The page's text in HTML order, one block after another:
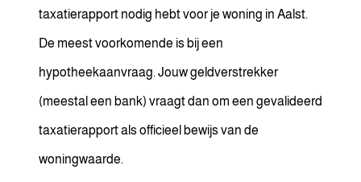
taxatierapport nodig hebt voor je woning in Aalst.
De meest voorkomende is bij een
hypotheekaanvraag. Jouw geldverstrekker
(meestal een bank) vraagt dan om een gevalideerd
taxatierapport als officieel bewijs van de
woningwaarde.